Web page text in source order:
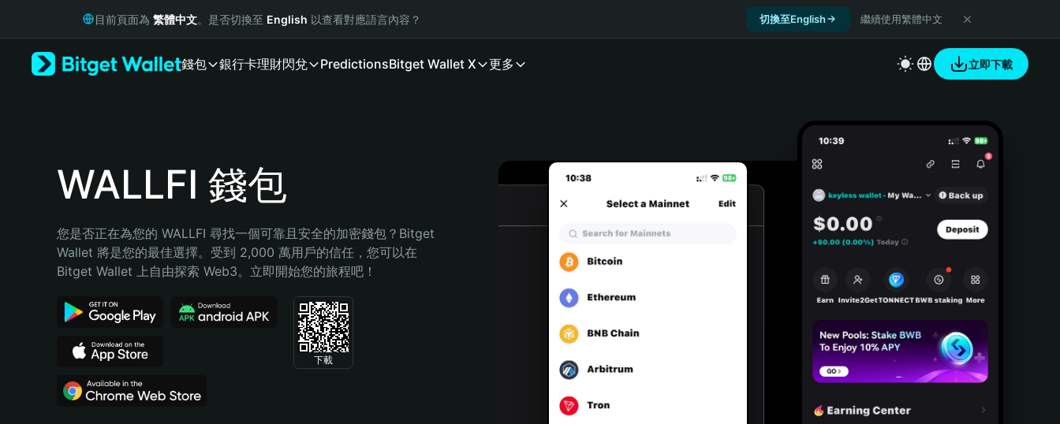
Русский
Bahasa Indonesia
Español (Argentina)
目前頁面為 繁體中文。是否切換至 English 以查看對應語言內容？ 切換至English 繼續使用繁體中文
錢包 銀行卡理財閃兌 PredictionsBitget Wallet X 更多 立即下載
WALLFI 錢包
您是否正在為您的 WALLFI 尋找一個可靠且安全的加密錢包？Bitget
Wallet 將是您的最佳選擇。受到 2,000 萬用戶的信任，您可以在
Bitget Wallet 上自由探索 Web3。立即開始您的旅程吧！
下載